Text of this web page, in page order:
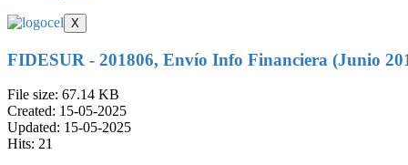
X
FIDESUR - 201806, Envío Info Financiera (Junio
File size: 67.14 KB
Created: 15-05-2025
Updated: 15-05-2025
Hits: 21